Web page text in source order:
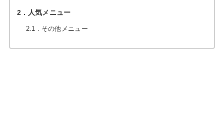
2 人気メニュー
2.1 その他メニュー